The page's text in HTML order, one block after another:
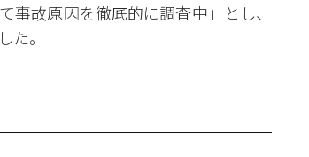
故原因を徹底的に調査中」とし、
た。